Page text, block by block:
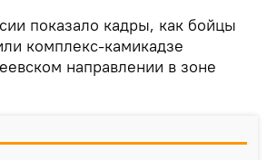
показало кадры, как бойцы
комплекс-камикадзе
направлении в зоне